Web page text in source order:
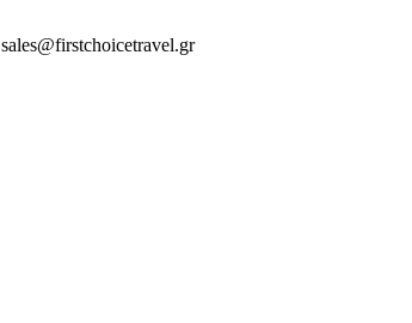
sales@firstchoicetravel.gr